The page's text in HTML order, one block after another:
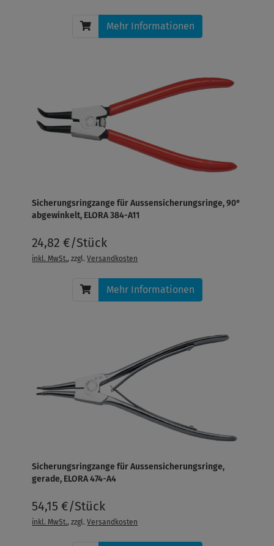
Mehr Informationen
Sicherungsringzange für Aussensicherungsringe, 90°
abgewinkelt, ELORA 384-A11
24,82 €/Stück
inkl. MwSt., zzgl.Versandkosten
Mehr Informationen
Sicherungsringzange für Aussensicherungsringe,
gerade, ELORA 474-A4
54,15 €/Stück
inkl. MwSt., zzgl.Versandkosten